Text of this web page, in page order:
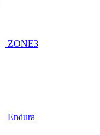
ZONE3
Endura